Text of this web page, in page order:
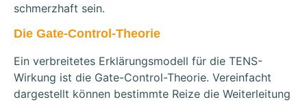
schmerzhaft sein.
Die Gate-Control-Theorie
Ein verbreitetes Erklärungsmodell für die TENS-
Wirkung ist die Gate-Control-Theorie. Vereinfacht
dargestellt können bestimmte Reize die Weiterleitung